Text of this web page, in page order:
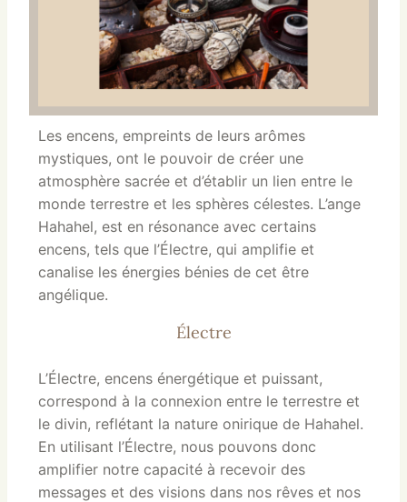
Les encens, empreints de leurs arômes
mystiques, ont le pouvoir de créer une
atmosphère sacrée et d’établir un lien entre le
monde terrestre et les sphères célestes. L’ange
Hahahel, est en résonance avec certains
encens, tels que l’Électre, qui amplifie et
canalise les énergies bénies de cet être
angélique.
Électre
L’Électre, encens énergétique et puissant,
correspond à la connexion entre le terrestre et
le divin, reflétant la nature onirique de Hahahel.
En utilisant l’Électre, nous pouvons donc
amplifier notre capacité à recevoir des
messages et des visions dans nos rêves et nos